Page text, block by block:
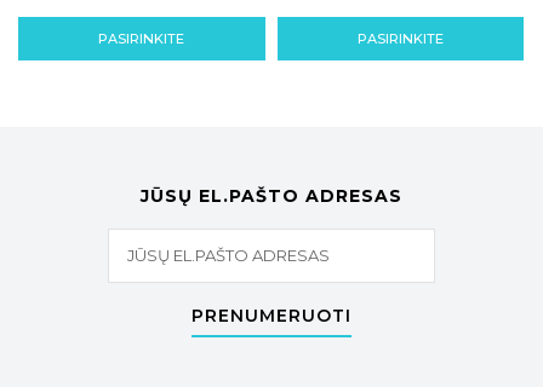
PASIRINKITE PASIRINKITE
JŪSŲ EL.PAŠTO ADRESAS
PRENUMERUOTI